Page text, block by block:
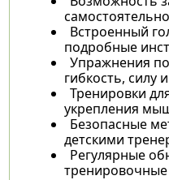
Встроенный
подробные
Упражнения
гибкость, силу
Тренировки
укрепления
Безопасные
детскими
Регулярные